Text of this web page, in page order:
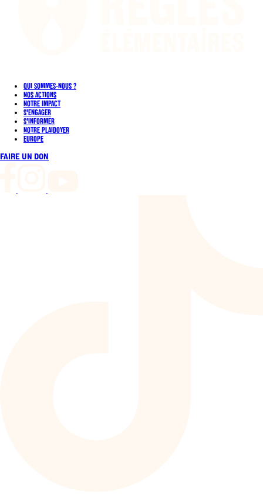
QUI SOMMES-NOUS ?
NOS ACTIONS
NOTRE IMPACT
S'ENGAGER
S'INFORMER
NOTRE PLAIDOYER
EUROPE
FAIRE UN DON